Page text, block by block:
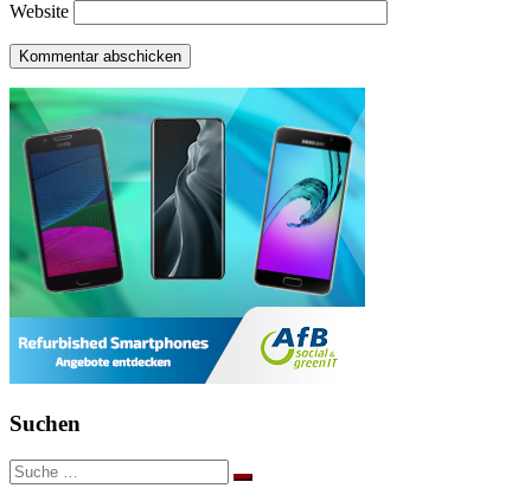
Website
Suchen
Suche
nach: